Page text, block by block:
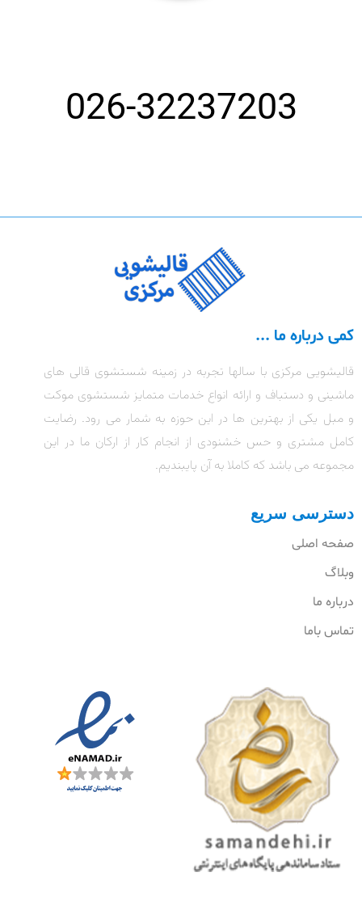
026-32237203
کمی درباره ما ...
قالیشویی مرکزی با سالها تجربه در زمینه شستشوی قالی های
ماشینی و دستباف و ارائه انواع خدمات متمایز شستشوی موکت
و مبل یکی از بهترین ها در این حوزه به شمار می رود. رضایت
کامل مشتری و حس خشنودی از انجام کار از ارکان ما در این
مجموعه می باشد که کاملا به آن پایبندیم.
دسترسی سریع
صفحه اصلی
وبلاگ
درباره ما
تماس باما